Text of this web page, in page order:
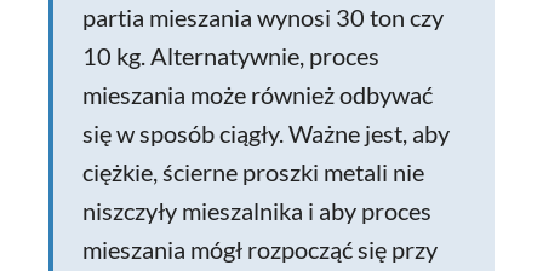
partia mieszania wynosi 30 ton czy
10 kg. Alternatywnie, proces
mieszania może również odbywać
się w sposób ciągły. Ważne jest, aby
ciężkie, ścierne proszki metali nie
niszczyły mieszalnika i aby proces
mieszania mógł rozpocząć się przy